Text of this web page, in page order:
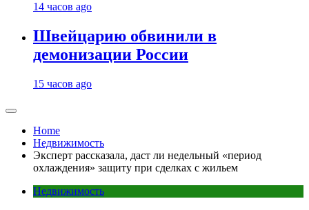
14 часов ago
Швейцарию обвинили в
демонизации России
15 часов ago
Home
Недвижимость
Эксперт рассказала, даст ли недельный «период
охлаждения» защиту при сделках с жильем
Недвижимость